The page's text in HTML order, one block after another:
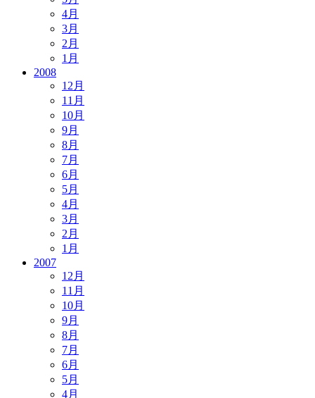
4月
3月
2月
1月
2008
12月
11月
10月
9月
8月
7月
6月
5月
4月
3月
2月
1月
2007
12月
11月
10月
9月
8月
7月
6月
5月
4月